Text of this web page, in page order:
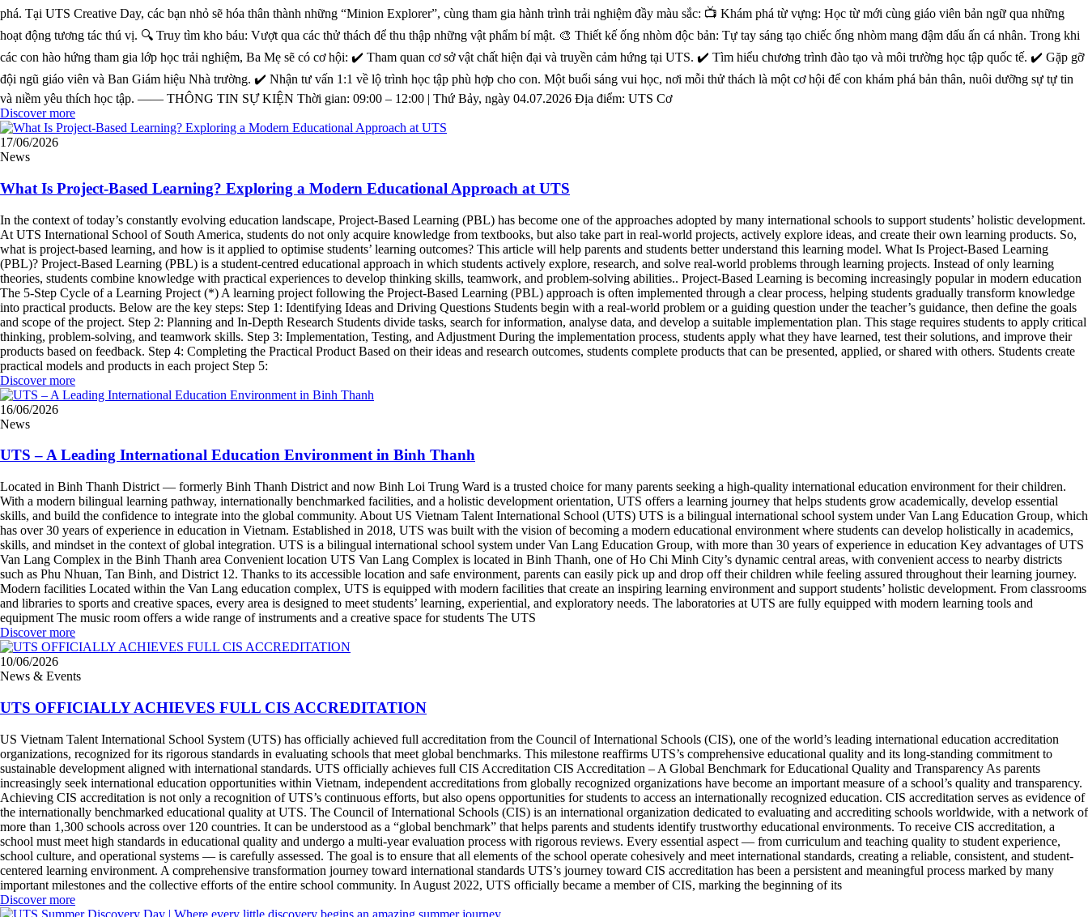
phá. Tại UTS Creative Day, các bạn nhỏ sẽ hóa thân thành những “Minion Explorer”, cùng tham gia hành trình trải nghiệm đầy màu sắc: 📺 Khám phá từ vựng: Học từ mới cùng giáo viên bản ngữ qua những
hoạt động tương tác thú vị. 🔍 Truy tìm kho báu: Vượt qua các thử thách để thu thập những vật phẩm bí mật. 🎨 Thiết kế ống nhòm độc bản: Tự tay sáng tạo chiếc ống nhòm mang đậm dấu ấn cá nhân. Trong khi
các con hào hứng tham gia lớp học trải nghiệm, Ba Mẹ sẽ có cơ hội: ✔️ Tham quan cơ sở vật chất hiện đại và truyền cảm hứng tại UTS. ✔️ Tìm hiểu chương trình đào tạo và môi trường học tập quốc tế. ✔️ Gặp gỡ
đội ngũ giáo viên và Ban Giám hiệu Nhà trường. ✔️ Nhận tư vấn 1:1 về lộ trình học tập phù hợp cho con. Một buổi sáng vui học, nơi mỗi thử thách là một cơ hội để con khám phá bản thân, nuôi dưỡng sự tự tin
và niềm yêu thích học tập. —— THÔNG TIN SỰ KIỆN Thời gian: 09:00 – 12:00 | Thứ Bảy, ngày 04.07.2026 Địa điểm: UTS Cơ
Discover more
17/06/2026
News
What Is Project-Based Learning? Exploring a Modern Educational Approach at UTS
In the context of today’s constantly evolving education landscape, Project-Based Learning (PBL) has become one of the approaches adopted by many international schools to support students’ holistic development.
At UTS International School of South America, students do not only acquire knowledge from textbooks, but also take part in real-world projects, actively explore ideas, and create their own learning products. So,
what is project-based learning, and how is it applied to optimise students’ learning outcomes? This article will help parents and students better understand this learning model. What Is Project-Based Learning
(PBL)? Project-Based Learning (PBL) is a student-centred educational approach in which students actively explore, research, and solve real-world problems through learning projects. Instead of only learning
theories, students combine knowledge with practical experiences to develop thinking skills, teamwork, and problem-solving abilities.. Project-Based Learning is becoming increasingly popular in modern education
The 5-Step Cycle of a Learning Project (*) A learning project following the Project-Based Learning (PBL) approach is often implemented through a clear process, helping students gradually transform knowledge
into practical products. Below are the key steps: Step 1: Identifying Ideas and Driving Questions Students begin with a real-world problem or a guiding question under the teacher’s guidance, then define the goals
and scope of the project. Step 2: Planning and In-Depth Research Students divide tasks, search for information, analyse data, and develop a suitable implementation plan. This stage requires students to apply critical
thinking, problem-solving, and teamwork skills. Step 3: Implementation, Testing, and Adjustment During the implementation process, students apply what they have learned, test their solutions, and improve their
products based on feedback. Step 4: Completing the Practical Product Based on their ideas and research outcomes, students complete products that can be presented, applied, or shared with others. Students create
practical models and products in each project Step 5:
Discover more
16/06/2026
News
UTS – A Leading International Education Environment in Binh Thanh
Located in Binh Thanh District — formerly Binh Thanh District and now Binh Loi Trung Ward is a trusted choice for many parents seeking a high-quality international education environment for their children.
With a modern bilingual learning pathway, internationally benchmarked facilities, and a holistic development orientation, UTS offers a learning journey that helps students grow academically, develop essential
skills, and build the confidence to integrate into the global community. About US Vietnam Talent International School (UTS) UTS is a bilingual international school system under Van Lang Education Group, which
has over 30 years of experience in education in Vietnam. Established in 2018, UTS was built with the vision of becoming a modern educational environment where students can develop holistically in academics,
skills, and mindset in the context of global integration. UTS is a bilingual international school system under Van Lang Education Group, with more than 30 years of experience in education Key advantages of UTS
Van Lang Complex in the Binh Thanh area Convenient location UTS Van Lang Complex is located in Binh Thanh, one of Ho Chi Minh City’s dynamic central areas, with convenient access to nearby districts
such as Phu Nhuan, Tan Binh, and District 12. Thanks to its accessible location and safe environment, parents can easily pick up and drop off their children while feeling assured throughout their learning journey.
Modern facilities Located within the Van Lang education complex, UTS is equipped with modern facilities that create an inspiring learning environment and support students’ holistic development. From classrooms
and libraries to sports and creative spaces, every area is designed to meet students’ learning, experiential, and exploratory needs. The laboratories at UTS are fully equipped with modern learning tools and
equipment The music room offers a wide range of instruments and a creative space for students The UTS
Discover more
10/06/2026
News & Events
UTS OFFICIALLY ACHIEVES FULL CIS ACCREDITATION
US Vietnam Talent International School System (UTS) has officially achieved full accreditation from the Council of International Schools (CIS), one of the world’s leading international education accreditation
organizations, recognized for its rigorous standards in evaluating schools that meet global benchmarks. This milestone reaffirms UTS’s comprehensive educational quality and its long-standing commitment to
sustainable development aligned with international standards. UTS officially achieves full CIS Accreditation CIS Accreditation – A Global Benchmark for Educational Quality and Transparency As parents
increasingly seek international education opportunities within Vietnam, independent accreditations from globally recognized organizations have become an important measure of a school’s quality and transparency.
Achieving CIS accreditation is not only a recognition of UTS’s continuous efforts, but also opens opportunities for students to access an internationally recognized education. CIS accreditation serves as evidence of
the internationally benchmarked educational quality at UTS. The Council of International Schools (CIS) is an international organization dedicated to evaluating and accrediting schools worldwide, with a network of
more than 1,300 schools across over 120 countries. It can be understood as a “global benchmark” that helps parents and students identify trustworthy educational environments. To receive CIS accreditation, a
school must meet high standards in educational quality and undergo a multi-year evaluation process with rigorous reviews. Every essential aspect — from curriculum and teaching quality to student experience,
school culture, and operational systems — is carefully assessed. The goal is to ensure that all elements of the school operate cohesively and meet international standards, creating a reliable, consistent, and student-
centered learning environment. A comprehensive transformation journey toward international standards UTS’s journey toward CIS accreditation has been a persistent and meaningful process marked by many
important milestones and the collective efforts of the entire school community. In August 2022, UTS officially became a member of CIS, marking the beginning of its
Discover more